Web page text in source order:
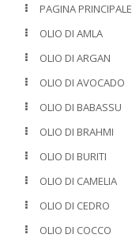
PAGINA PRINCIPALE
OLIO DI AMLA
OLIO DI ARGAN
OLIO DI AVOCADO
OLIO DI BABASSU
OLIO DI BRAHMI
OLIO DI BURITI
OLIO DI CAMELIA
OLIO DI CEDRO
OLIO DI COCCO